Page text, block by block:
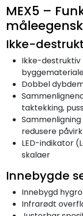
MEX5 –
Ikke-
Ikke-destruktiv
Dobbel
taktekking,
redusere
LED-indikator
skalaer
Innebygde
Innebygd
Infrarødt